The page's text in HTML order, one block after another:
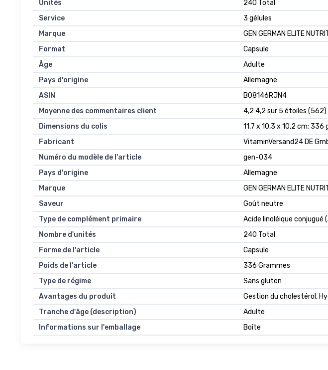
Unités
‎240 Total
Service
‎3 gélules
Marque
‎GEN GERMAN ELITE
Format
‎Capsule
Âge
‎Adulte
Pays d'origine
‎Allemagne
ASIN
B08146RJN4
Moyenne des commentaires client
4,2 4,2 sur 5 étoiles
Dimensions du colis
11,7 x 10,3 x 10,2 cm; 336
Fabricant
VitaminVersand24 DE
Numéro du modèle de l'article
gen-034
Pays d'origine
Allemagne
Marque
GEN GERMAN ELITE
Saveur
Goût neutre
Type de complément primaire
Acide linoléique conjugué
Nombre d'unités
240 Total
Forme de l'article
Capsule
Poids de l'article
336 Grammes
Type de régime
Sans gluten
Avantages du produit
Gestion du cholestérol,
Tranche d'âge (description)
Adulte
Informations sur l'emballage
Boîte